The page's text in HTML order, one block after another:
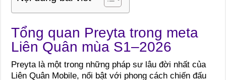
Tổng quan Preyta trong meta
Liên Quân mùa S1–2026
Preyta là một trong những pháp sư lâu đời nhất của
Liên Quân Mobile, nổi bật với phong cách chiến đấu